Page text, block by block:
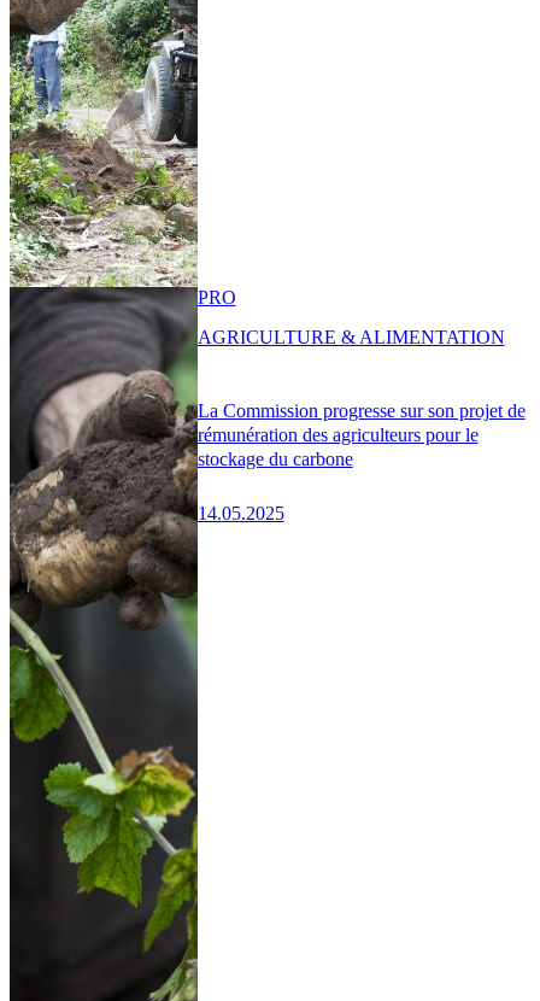
La Commission progresse sur son projet de
rémunération des agriculteurs pour le
stockage du carbone
14.05.2025
PRO
AGRICULTURE & ALIMENTATION